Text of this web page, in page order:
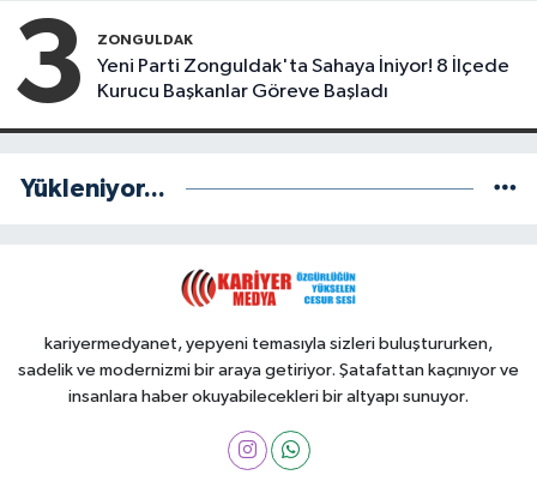
3 ZONGULDAK
Yeni Parti Zonguldak'ta Sahaya İniyor! 8 İlçede
Kurucu Başkanlar Göreve Başladı
Yükleniyor...
kariyermedyanet, yepyeni temasıyla sizleri buluştururken,
sadelik ve modernizmi bir araya getiriyor. Şatafattan kaçınıyor ve
insanlara haber okuyabilecekleri bir altyapı sunuyor.